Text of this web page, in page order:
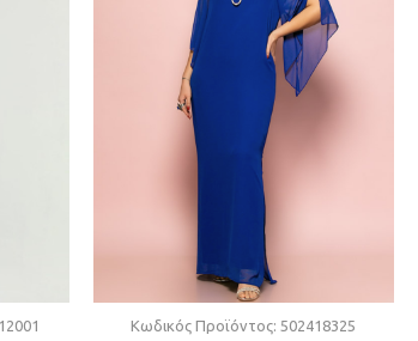
Κωδικός Προϊόντος: 502418325